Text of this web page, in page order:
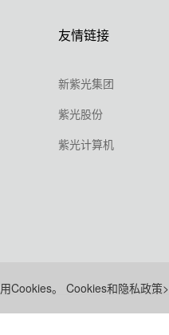
友情链接
新紫光集团
紫光股份
紫光计算机
Cookies。 Cookies和隐私政策>